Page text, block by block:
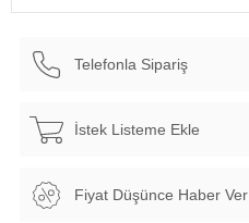
Telefonla Sipariş
İstek Listeme Ekle
Fiyat Düşünce Haber Ver